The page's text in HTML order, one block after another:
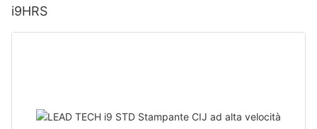
i9HRS